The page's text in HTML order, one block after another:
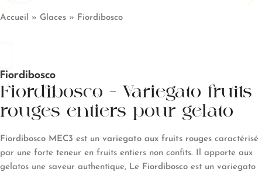
Accueil » Glaces » Fiordibosco
Fiordibosco
Fiordibosco – Variegato fruits
rouges entiers pour gelato
Fiordibosco MEC3 est un variegato aux fruits rouges caractérisé
par une forte teneur en fruits entiers non confits. Il apporte aux
gelatos une saveur authentique, Le Fiordibosco est un variegato